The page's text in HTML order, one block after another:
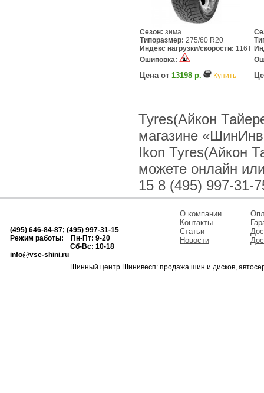
Сезон: зима
Типоразмер: 275/60 R20
Индекс нагрузки/скорости: 116T
Ошиповка:
Цена от 13198 р. Купить
Tyres(Айкон
магазине
Ikon Tyres(Айкон
можете онлайн
15 8 (495) 997-31-
(495) 646-84-87; (495) 997-31-15
Режим работы: Пн-Пт: 9-20
Сб-Вс: 10-18
info@vse-shini.ru
О компании
Контакты
Статьи
Новости
Шинный центр Шинивесп: продажа шин и дисков,